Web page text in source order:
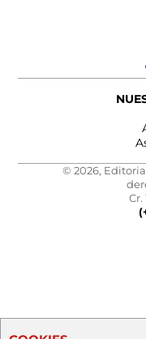
© 2026,
Cr.